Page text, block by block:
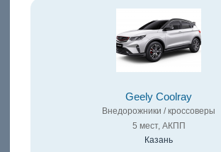
Geely Coolray
Внедорожники / кроссоверы
5 мест, АКПП
Казань